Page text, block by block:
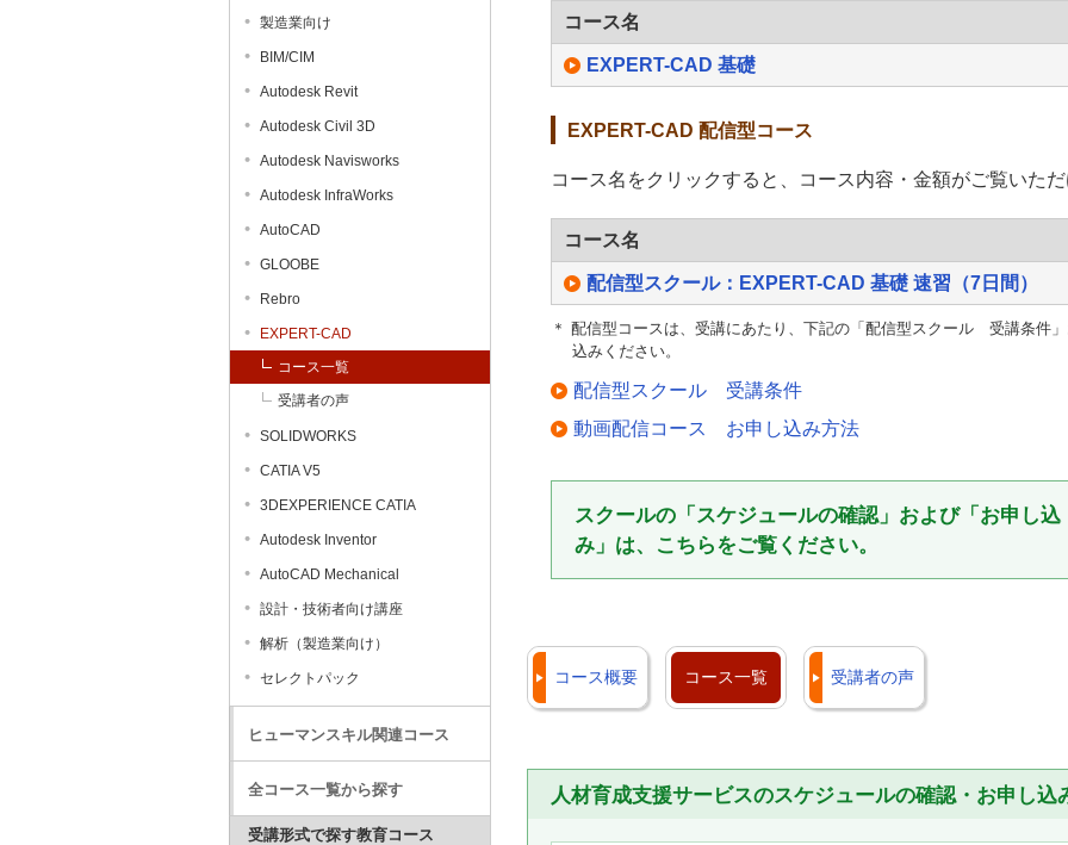
コース名
EXPERT-CAD 基礎
EXPERT-CAD 配信型コース
コース名をクリックすると、コース内容・金額がご覧いただ
コース名
配信型スクール：EXPERT-CAD 基礎 速習（7日間）
＊ 配信型コースは、受講にあたり、下記の「配信型スクール 受講条件
込みください。
配信型スクール 受講条件
動画配信コース お申し込み方法
スクールの「スケジュールの確認」および「お申し込
み」は、こちらをご覧ください。
コース概要 コース一覧 受講者の声
人材育成支援サービスのスケジュールの確認・お申し込
製造業向け
BIM/CIM
Autodesk Revit
Autodesk Civil 3D
Autodesk Navisworks
Autodesk InfraWorks
AutoCAD
GLOOBE
Rebro
EXPERT-CAD
コース一覧
受講者の声
SOLIDWORKS
CATIA V5
3DEXPERIENCE CATIA
Autodesk Inventor
AutoCAD Mechanical
設計・技術者向け講座
解析（製造業向け）
セレクトパック
ヒューマンスキル関連コース
全コース一覧から探す
受講形式で探す教育コース